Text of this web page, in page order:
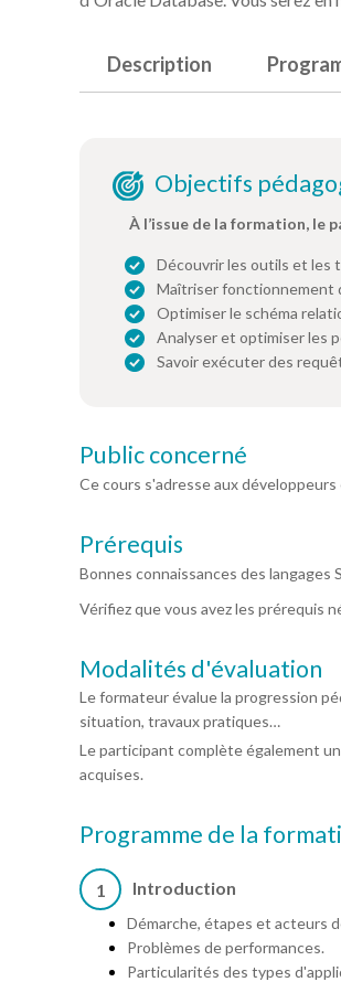
Description
Objectifs
À l’issue de la formation, le
Découvrir les outils et les
Maîtriser fonctionnement
Optimiser le schéma
Analyser et optimiser les
Savoir exécuter des
Public concerné
Ce cours s'adresse aux
Prérequis
Bonnes connaissances des langages
Vérifiez que vous avez les prérequis
Modalités d'évaluation
Le formateur évalue la progression
situation, travaux pratiques…
Le participant complète également
acquises.
Programme de la
1 Introduction
Démarche, étapes et acteurs
Problèmes de performances.
Particularités des types